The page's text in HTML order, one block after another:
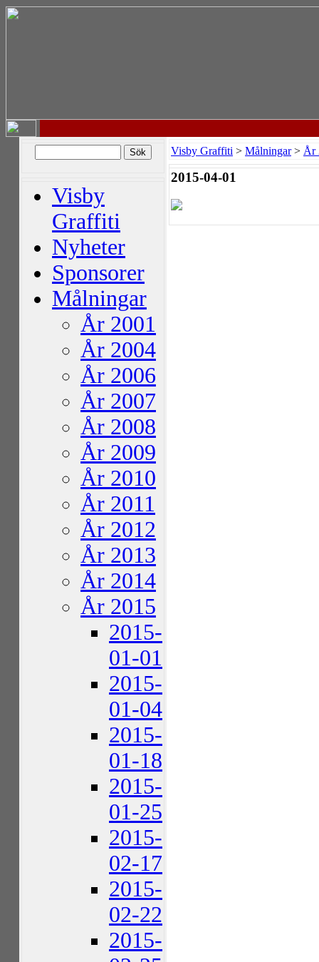
Visby
Graffiti
Nyheter
Sponsorer
Målningar
År 2001
År 2004
År 2006
År 2007
År 2008
År 2009
År 2010
År 2011
År 2012
År 2013
År 2014
År 2015
2015-
01-01
2015-
01-04
2015-
01-18
2015-
01-25
2015-
02-17
2015-
02-22
2015-
Visby Graffiti > Målningar> År
2015-04-01